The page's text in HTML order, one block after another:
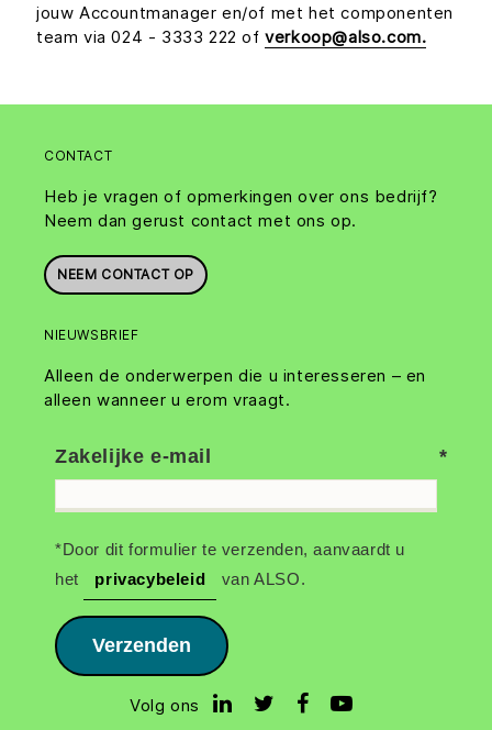
jouw Accountmanager en/of met het componenten
team via 024 - 3333 222 ofverkoop@also.com.
CONTACT
Heb je vragen of opmerkingen over ons bedrijf?
Neem dan gerust contact met ons op.
NEEM CONTACT OP
NIEUWSBRIEF
Alleen de onderwerpen die u interesseren – en
alleen wanneer u erom vraagt.
Zakelijke e-mail
*Door dit formulier te verzenden, aanvaardt u
het
privacybeleid van ALSO.
Verzenden
Volg ons